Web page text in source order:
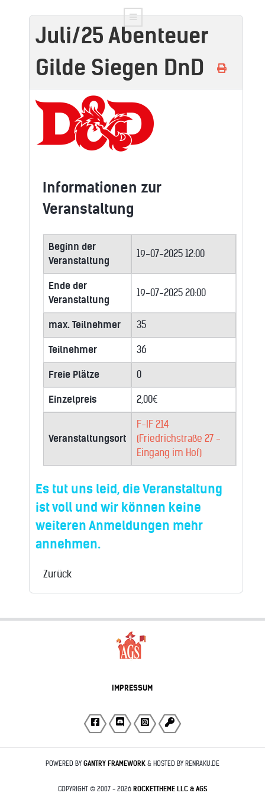
Juli/25 Abenteuer
Gilde Siegen DnD
Informationen zur
Veranstaltung
Beginn der
Veranstaltung
19-07-2025 12:00
Ende der
Veranstaltung
19-07-2025 20:00
max. Teilnehmer 35
Teilnehmer 36
Freie Plätze 0
Einzelpreis 2,00€
Veranstaltungsort
F-IF 214
(Friedrichstraße 27 -
Eingang im Hof)
Es tut uns leid, die Veranstaltung
ist voll und wir können keine
weiteren Anmeldungen mehr
annehmen.
Zurück
IMPRESSUM
POWERED BY GANTRY FRAMEWORK & HOSTED BY RENRAKU.DE
COPYRIGHT © 2007 - 2026 ROCKETTHEME LLC & AGS